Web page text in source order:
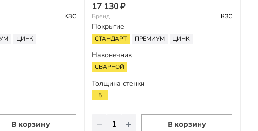
КЗС
ЦИНК
В корзину
17 130 ₽
Бренд КЗС
Покрытие
СТАНДАРТ ПРЕМИУМ ЦИНК
Наконечник
СВАРНОЙ
Толщина стенки
5
В корзину